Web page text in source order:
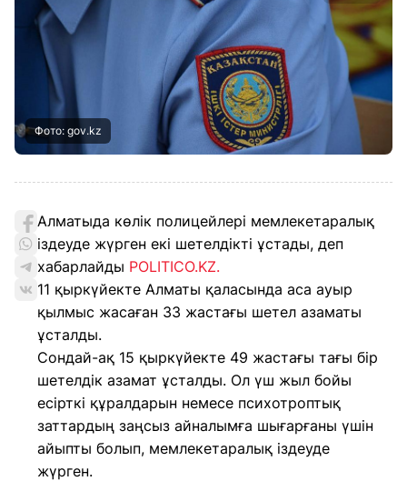
Фото: gov.kz
Алматыда көлік полицейлері мемлекетаралық
іздеуде жүрген екі шетелдікті ұстады, деп
хабарлайды POLITICO.KZ.
11 қыркүйекте Алматы қаласында аса ауыр
қылмыс жасаған 33 жастағы шетел азаматы
ұсталды.
Сондай-ақ 15 қыркүйекте 49 жастағы тағы бір
шетелдік азамат ұсталды. Ол үш жыл бойы
есірткі құралдарын немесе психотроптық
заттардың заңсыз айналымға шығарғаны үшін
айыпты болып, мемлекетаралық іздеуде
жүрген.